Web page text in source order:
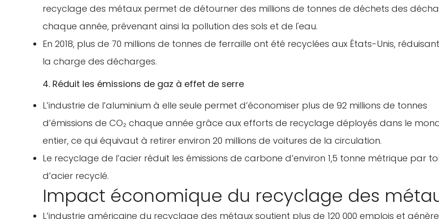
recyclage des métaux permet de détourner des millions de tonnes de déchets des
chaque année, prévenant ainsi la pollution des sols et de l'eau.
En 2018, plus de 70 millions de tonnes de ferraille ont été recyclées aux États-Unis,
la charge des décharges.
4. Réduit les émissions de gaz à effet de serre
L’industrie de l’aluminium à elle seule permet d’économiser plus de 92 millions de tonnes
d’émissions de CO₂ chaque année grâce aux efforts de recyclage déployés dans le
entier, ce qui équivaut à retirer environ 20 millions de voitures de la circulation.
Le recyclage de l’acier réduit les émissions de carbone d’environ 1,5 tonne métrique par
d’acier recyclé.
Impact économique du recyclage des
L’industrie américaine du recyclage des métaux soutient plus de 120 000 emplois et